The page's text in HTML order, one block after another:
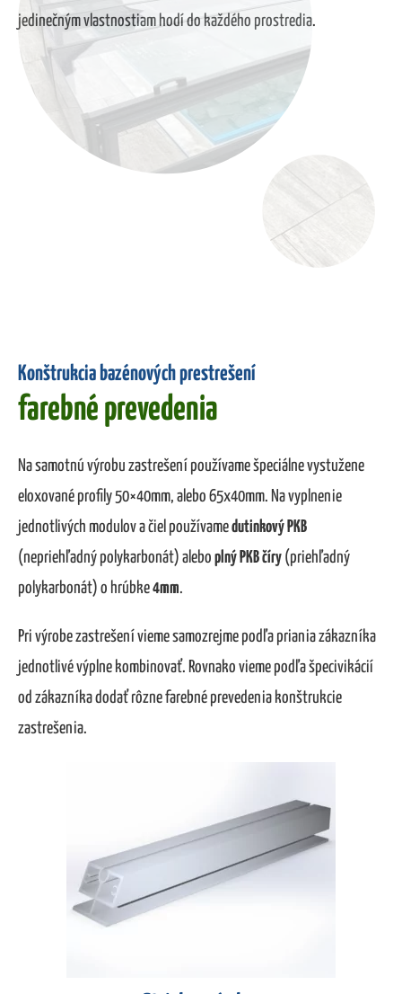
jedinečným vlastnostiam hodí do každého prostredia.
Konštrukcia bazénových prestrešení
farebné prevedenia
Na samotnú výrobu zastrešení používame špeciálne vystužene
eloxované profily 50×40mm, alebo 65x40mm. Na vyplnenie
jednotlivých modulov a čiel používamedutinkový PKB
(nepriehľadný polykarbonát) alebo plný PKB číry (priehľadný
polykarbonát) o hrúbke4mm.
Pri výrobe zastrešení vieme samozrejme podľa priania zákazníka
jednotlivé výplne kombinovať. Rovnako vieme podľa špecivikácií
od zákazníka dodať rôzne farebné prevedenia konštrukcie
zastrešenia.